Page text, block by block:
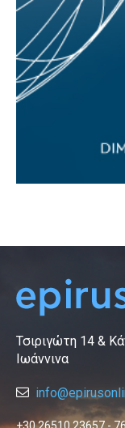
Τσιριγώτη 14 &
Ιωάννινα